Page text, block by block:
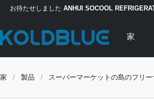
お待たせしました ANHUI SOCOOL
家
家 / 製品 / スーパーマーケットの島のフリー